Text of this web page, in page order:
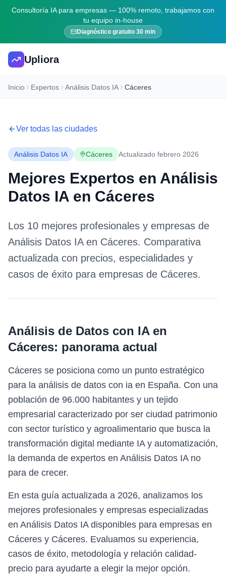
Consultoría IA para empresas — 100% remoto, trabajamos con
tu equipo in-house
Diagnóstico gratuito 30 min
Upliora
Inicio Expertos Análisis Datos IA Cáceres
Ver todas las ciudades
Análisis Datos IA Cáceres Actualizado febrero 2026
Mejores Expertos en Análisis
Datos IA en Cáceres
Los 10 mejores profesionales y empresas de
Análisis Datos IAen Cáceres. Comparativa
actualizada con precios, especialidades y
casos de éxito para empresas de Cáceres.
Análisis de Datos con IAen
Cáceres: panorama actual
Cáceres se posiciona como un punto estratégico
para la análisis de datos con ia en España. Con una
población de 96.000 habitantes y un tejido
empresarial caracterizado por ser ciudad patrimonio
con sector turístico y agroalimentario que busca la
transformación digital mediante IA y automatización,
la demanda de expertos en Análisis Datos IA no
para de crecer.
En esta guía actualizada a 2026, analizamos los
mejores profesionales y empresas especializadas
en Análisis Datos IA disponibles para empresas en
Cáceres y Cáceres. Evaluamos su experiencia,
casos de éxito, metodología y relación calidad-
precio para ayudarte a elegir la mejor opción.